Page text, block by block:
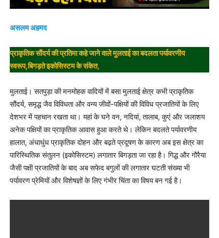
असलम अहमद
प्राकृतिक सौंदर्य की प्रतिमा कहे जाने वाले मुलताई का बदलता पर्यावरणीय
स्वरूप,बिगड़ते इकोसिस्टम के संकेत,
मुलताई। सतपुड़ा की मनमोहक वादियों में बसा मुलताई क्षेत्र कभी प्राकृतिक
सौंदर्य, समृद्ध जैव विविधता और वन्य जीवों-पक्षियों की विविध प्रजातियों के लिए
देशभर में पहचान रखता था। यहां के घने वन, नदियां, तालाब, कुएं और जलाशय
अनेक पक्षियों का प्राकृतिक आवास हुआ करते थे। लेकिन बदलते पर्यावरणीय
हालात, अंधाधुंध प्राकृतिक दोहन और बढ़ते प्रदूषण के कारण अब इस क्षेत्र का
पारिस्थितिक संतुलन (इकोसिस्टम) लगातार बिगड़ता जा रहा है। गिद्ध और गौरैया
जैसी पक्षी प्रजातियों के बाद अब सफेद बगुलों की लगातार घटती संख्या भी
पर्यावरण प्रेमियों और विशेषज्ञों के लिए गंभीर चिंता का विषय बन गई है।